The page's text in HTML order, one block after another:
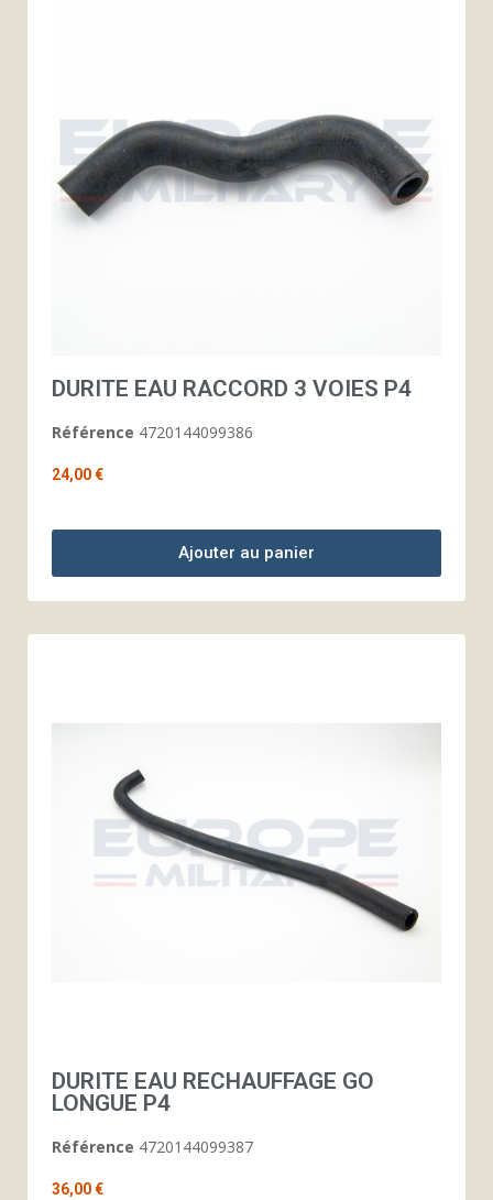
DURITE EAU RACCORD 3 VOIES P4
Référence 4720144099386
24,00 €
Ajouter au panier
DURITE EAU RECHAUFFAGE GO
LONGUE P4
Référence 4720144099387
36,00 €